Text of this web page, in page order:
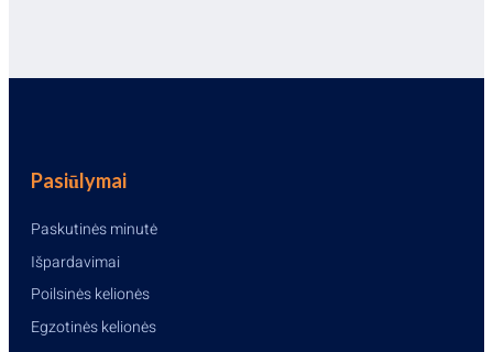
Pasiūlymai
Paskutinės minutė
Išpardavimai
Poilsinės kelionės
Egzotinės kelionės